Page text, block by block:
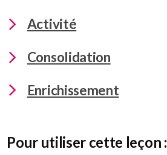
Activité
Consolidation
Enrichissement
Pour utiliser cette leçon :